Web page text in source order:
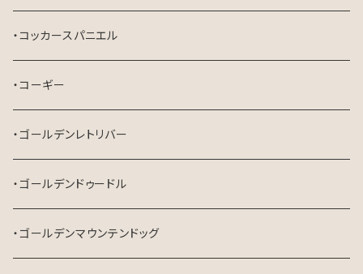
・コッカースパニエル
・コーギー
・ゴールデンレトリバー
・ゴールデンドゥードル
・ゴールデンマウンテンドッグ